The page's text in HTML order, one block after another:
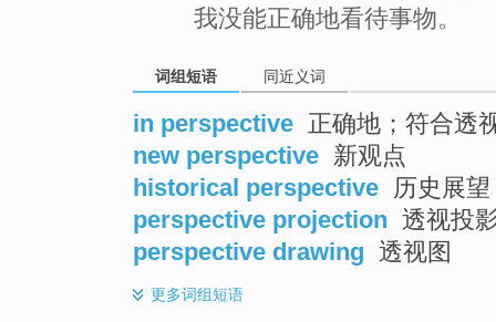
我没能正确地看待事物。
词组短语 同近义词
in perspective 正确地；符合透
new perspective 新观点
historical perspective
历史展望
perspective projection 透视投
perspective drawing 透视图
更多词组短语